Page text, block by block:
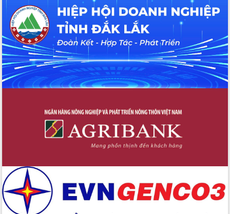
du khách thông qua Hệ thống cơ sở dữ
liệu và Bản đồ số
Tập huấn ứng dụng trí tuệ nhân tạo (AI)
trong thương mại điện tử năm 2026
Đoàn đại biểu Quốc hội tỉnh Đắk Lắk
trao đổi thông tin trước Kỳ họp thứ
nhất, Quốc hội khóa XVI
Quyết liệt cải cách hành chính, khơi
Nâng cao hiệu lực, hiệu quả HĐND
tỉnh thông qua hiện đại hóa hành chính
Xã Ea Phê gắn cải cách hành chính với
chuyển đổi số
tâm Phục vụ hành chính công xã Ea
Xây dựng nền hành chính số đồng
hành cùng nông dân dân, doanh nghiệp